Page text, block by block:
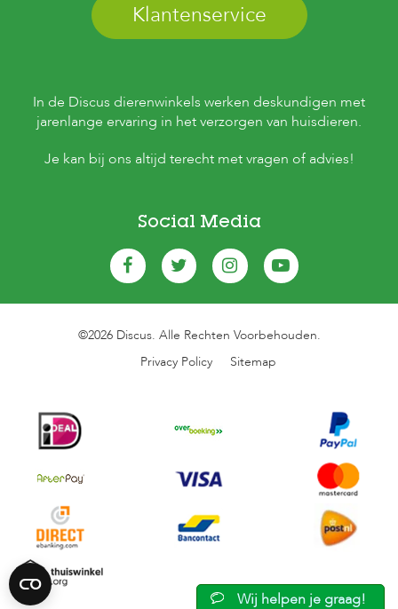
Klantenservice
In de Discus dierenwinkels werken deskundigen met
jarenlange ervaring in het verzorgen van huisdieren.
Je kan bij ons altijd terecht met vragen of advies!
Social Media
©2026 Discus. Alle Rechten Voorbehouden.
Privacy Policy
Sitemap
Wij helpen je graag!